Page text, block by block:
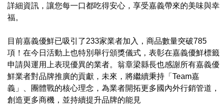
詳細資訊，讓您每一口都吃得安心，享受嘉義帶來的美味與幸
福。
目前嘉義優鮮已吸引了233家業者加入，商品數量突破785
項！在今日活動上也特別舉行頒獎儀式，表彰在嘉義優鮮標籤
申請與運用上表現優異的業者。翁章梁縣長也感謝所有嘉義優
鮮業者對品牌推廣的貢獻，未來，將繼續秉持「Team嘉
義」、團體戰的核心理念，為業者開拓更多國內外行銷管道，
創造更多商機，並持續提升品牌的能見